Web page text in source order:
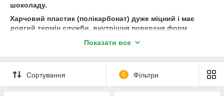
шоколаду.
Харчовий пластик (полікарбонат) дуже міцний і має
довгий термін служби, внутрішня поверхня форм
вироби найскладніших форм.
В результаті роботи з полікарбонатною формою Ви
отримаєте витончене, ідеально гладке і апетитний
шоколадний виріб!
Показати все
Сортування 0 Фільтри